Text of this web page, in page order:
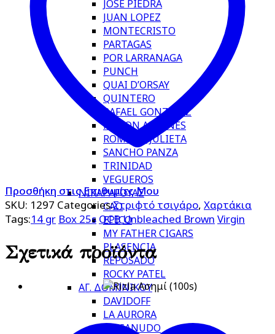
JOSE PIEDRA
JUAN LOPEZ
MONTECRISTO
PARTAGAS
POR LARRANAGA
PUNCH
QUAI D’ORSAY
QUINTERO
RAFAEL GONZALEZ
RAMON ALLONES
ROMEO Y JULIETA
SANCHO PANZA
TRINIDAD
VEGUEROS
ΝΙΚΑΡΑΓΟΥΑΣ
CAO
EPICO
MY FATHER CIGARS
PLASENCIA
REPOSADO
ROCKY PATEL
ΑΓ. ΔΟΜΙΝΙΚΟΥ
DAVIDOFF
LA AURORA
MACANUDO
Προσθήκη στις Επιθυμίες Μου
SKU: 1297 Categories:Στριφτό τσιγάρο, Χαρτάκια
Tags:14 gr Box 25s OCBUnbleached Brown Virgin
Σχετικά προϊόντα